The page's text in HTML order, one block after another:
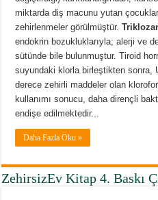
miktarda diş macunu yutan
zehirlenmeler görülmüştür.
endokrin bozukluklarıyla; alerji ve
sütünde bile bulunmuştur. Tiroid
suyundaki klorla birleştikten sonra,
derece zehirli maddeler olan
kullanımı sonucu, daha dirençli
endişe edilmektedir...
Daha Fazla Oku »
ZehirsizEv Kitap 4. Baskı